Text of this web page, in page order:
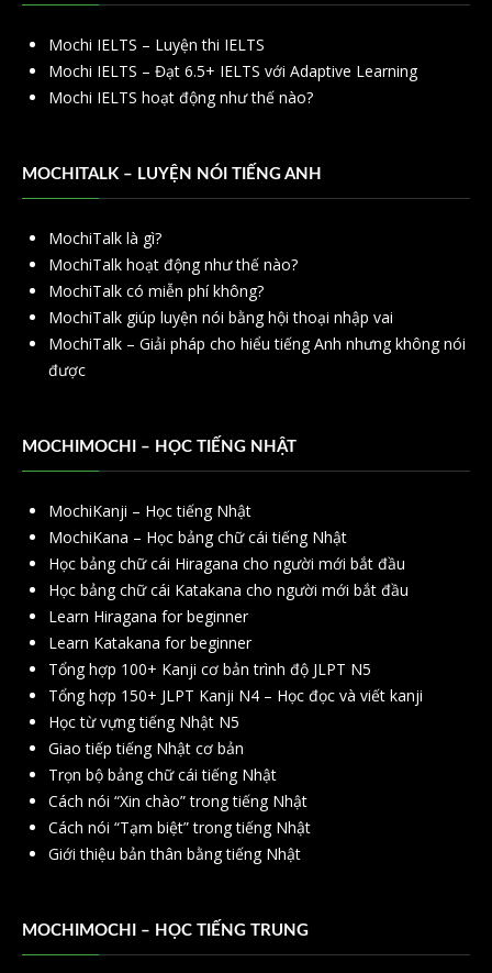
Mochi IELTS – Luyện thi IELTS
Mochi IELTS – Đạt 6.5+ IELTS với Adaptive Learning
Mochi IELTS hoạt động như thế nào?
MOCHITALK – LUYỆN NÓI TIẾNG ANH
MochiTalk là gì?
MochiTalk hoạt động như thế nào?
MochiTalk có miễn phí không?
MochiTalk giúp luyện nói bằng hội thoại nhập vai
MochiTalk – Giải pháp cho hiểu tiếng Anh nhưng không nói
được
MOCHIMOCHI – HỌC TIẾNG NHẬT
MochiKanji – Học tiếng Nhật
MochiKana – Học bảng chữ cái tiếng Nhật
Học bảng chữ cái Hiragana cho người mới bắt đầu
Học bảng chữ cái Katakana cho người mới bắt đầu
Learn Hiragana for beginner
Learn Katakana for beginner
Tổng hợp 100+ Kanji cơ bản trình độ JLPT N5
Tổng hợp 150+ JLPT Kanji N4 – Học đọc và viết kanji
Học từ vựng tiếng Nhật N5
Giao tiếp tiếng Nhật cơ bản
Trọn bộ bảng chữ cái tiếng Nhật
Cách nói “Xin chào” trong tiếng Nhật
Cách nói “Tạm biệt” trong tiếng Nhật
Giới thiệu bản thân bằng tiếng Nhật
MOCHIMOCHI – HỌC TIẾNG TRUNG